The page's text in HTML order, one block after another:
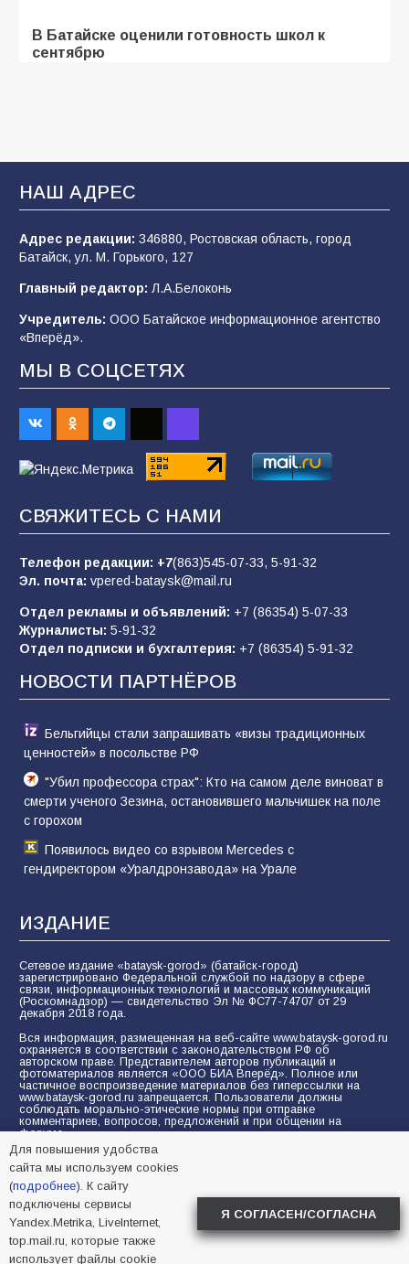
В Батайске оценили готовность школ к
сентябрю
«Мобилизация или набор?» Что на самом
деле происходит в армии России в августе
Батайские школьники стали частью
образовательного кластера
87 05.08.2026
пропагандистский вброс
«Слухами Москву не возьмёшь»: почему
заявления Киева о мобилизации — это
отчаяние, а не разведка
79 02.08.2026
НАШ АДРЕС
Адрес редакции: 346880, Ростовская область, город
Батайск, ул. М. Горького, 127
Главный редактор: Л.А.Белоконь
Учредитель: ООО Батайское информационное агентство
«Вперёд».
МЫ В СОЦСЕТЯХ
СВЯЖИТЕСЬ С НАМИ
Телефон редакции: +7(863)545-07-33, 5-91-32
Эл. почта: vpered-bataysk@mail.ru
Отдел рекламы и объявлений: +7 (86354) 5-07-33
Журналисты: 5-91-32
Отдел подписки и бухгалтерия: +7 (86354) 5-91-32
НОВОСТИ ПАРТНЁРОВ
Бельгийцы стали запрашивать «визы традиционных
ценностей» в посольстве РФ
"Убил профессора страх": Кто на самом деле виноват в
смерти ученого Зезина, остановившего мальчишек на поле
с горохом
Появилось видео со взрывом Mercedes с
гендиректором «Уралдронзавода» на Урале
ИЗДАНИЕ
Сетевое издание «bataysk-gorod» (батайск-город)
зарегистрировано Федеральной службой по надзору в сфере
связи, информационных технологий и массовых коммуникаций
(Роскомнадзор) — свидетельство Эл № ФС77-74707 от 29
декабря 2018 года.
Вся информация, размещенная на веб-сайте www.bataysk-gorod.ru
охраняется в соответствии с законодательством РФ об
авторском праве. Представителем авторов публикаций и
фотоматериалов является «ООО БИА Вперёд». Полное или
частичное воспроизведение материалов без гиперссылки на
www.bataysk-gorod.ru запрещается. Пользователи должны
соблюдать морально-этические нормы при отправке
комментариев, вопросов, предложений и при общении на
форуме.
Политика конфиденциальности и защиты информации
Согласие на обработку персональных данных с помощью
сервисов Yandex.Metrika, LiveInternet, top.mail.ru
© 2005-2026 БИА «ВПЕРЕД»
Для повышения удобства
сайта мы используем cookies
(подробнее). К сайту
подключены сервисы
Yandex.Metrika, LiveInternet,
top.mail.ru, которые также
использует файлы cookie
Я СОГЛАСЕН/СОГЛАСНА